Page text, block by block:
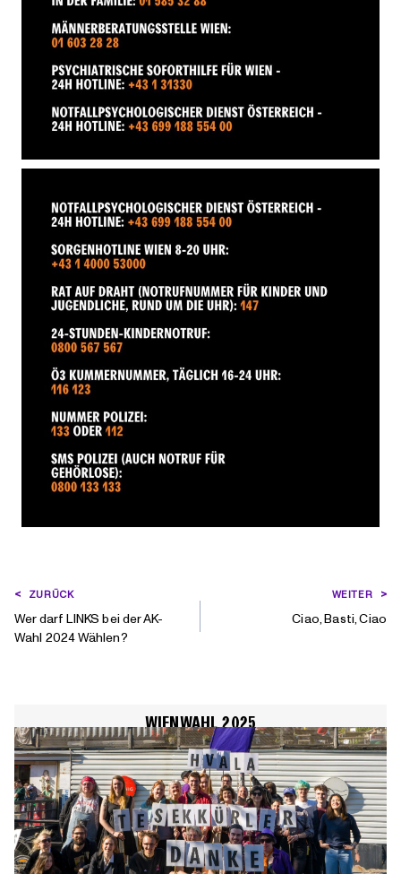
BEITRAGSNAVIGATION
ZURÜCK
Wer darf LINKS bei der AK-
Wahl 2024 Wählen?
WEITER
Ciao, Basti, Ciao
WIENWAHL 2025